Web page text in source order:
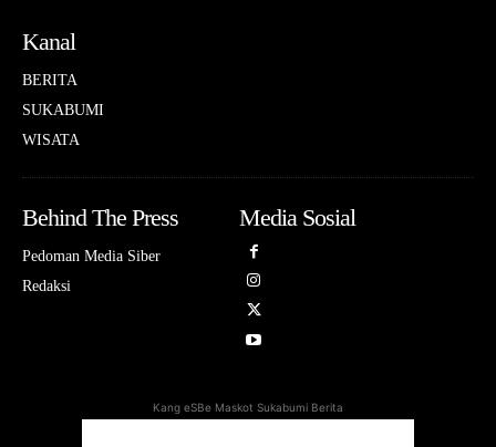
Kanal
BERITA
SUKABUMI
WISATA
Behind The Press
Pedoman Media Siber
Redaksi
Media Sosial
Kang eSBe Maskot Sukabumi Berita